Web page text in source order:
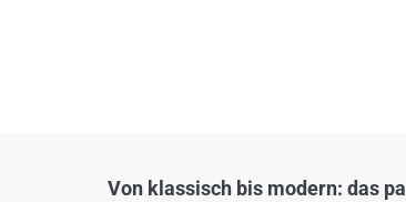
Von klassisch bis modern: das